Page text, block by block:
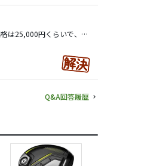
THE GOLF WATCH PREMIUM IIをお勧めします。 価格は25,000円くらいで、スマホと連動が出来て、充電持ちも良くて、距離の精度も高いと思います。 悪い点を挙げると、ボタンがたくさんあるので慣れるまで大変です。 その下のモデルで、THE GOLF WATCH NORM IIというのもありますが、こちらはピンまでの方向線が出ないので注意が必要です。それでも安いのでオススメなんですけどね(^^)
Q&A回答履歴